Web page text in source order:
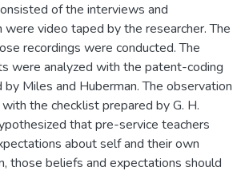
of the interviews and
were video taped by the researcher. The
recordings were conducted. The
were analyzed with the patent-coding
Miles and Huberman. The observation
the checklist prepared by G. H.
that pre-service teachers
about self and their own
those beliefs and expectations should